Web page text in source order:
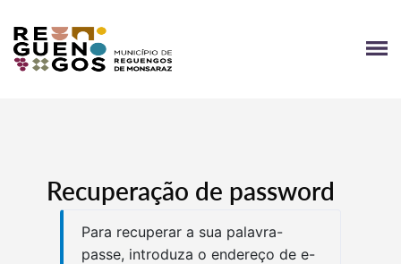
src="/Clients/CMReguengosMonsaraz/Content/js/
id="jquery-core-js">
Recuperação de password
Para recuperar a sua palavra-
passe, introduza o endereço de e-